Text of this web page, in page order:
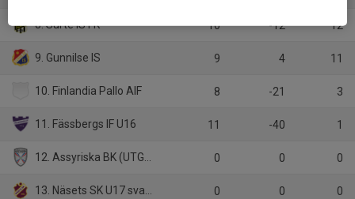
8. Surte IS FK 10 -12 12
9. Gunnilse IS 9 4 11
10. Finlandia Pallo AIF 8 -21 3
11. Fässbergs IF U16 11 -40 1
12. Assyriska BK (UTGÅR) 0 0 0
13. Näsets SK U17 svart (UTGÅR) 0 0 0